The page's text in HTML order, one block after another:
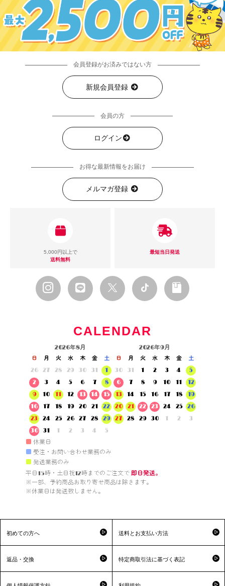
会員登録がお済みではない方
新規会員登録
会員の方
ログイン
お得な最新情報をお届け
メルマガ登録
5,000円以上で
送料無料
最短当日発送
CALENDAR
2026年8月
日 月 火 水 木 金
土
26
27 28 29 30 31
1
2
3 4 5 6 7
8
9
10 11 12 13 14
15
16
17 18 19 20 21
22
23
24 25 26 27 28
29
30
31 1 2 3 4 5
2026年9月
日 月 火 水 木 金
土
30
31 1 2 3 4
5
6
7 8 9 10 11
12
13
14 15 16 17 18
19
20
21 22 23 24 25
26
27
28 29 30 1 2 3
■ 休業日
■ 受注・お問い合わせ業務のみ
■ 発送業務のみ
平日15時・土日祝12時までのご注文で 即日発送。
※一部、予約商品お取り寄せ商品は除きます。
※休業日は発送致しません。
初めての方へ 送料とお支払い方法
返品・交換 特定商取引法に基づく表記